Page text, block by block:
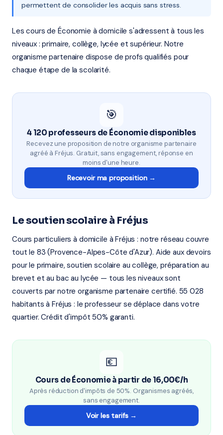
permettent de consolider les acquis sans stress.
Les cours de Économie à domicile s'adressent à tous les
niveaux : primaire, collège, lycée et supérieur. Notre
organisme partenaire dispose de profs qualifiés pour
chaque étape de la scolarité.
🎯
4 120 professeurs de Économie disponibles
Recevez une proposition de notre organisme partenaire
agréé à Fréjus. Gratuit, sans engagement, réponse en
moins d'une heure.
Recevoir ma proposition →
Le soutien scolaire à Fréjus
Cours particuliers à domicile à Fréjus : notre réseau couvre
tout le 83 (Provence-Alpes-Côte d'Azur). Aide aux devoirs
pour le primaire, soutien scolaire au collège, préparation au
brevet et au bac au lycée — tous les niveaux sont
couverts par notre organisme partenaire certifié. 55 028
habitants à Fréjus : le professeur se déplace dans votre
quartier. Crédit d'impôt 50% garanti.
💶
Cours de Économie à partir de 16,00€/h
Après réduction d'impôts de 50%. Organismes agréés,
sans engagement.
Voir les tarifs →